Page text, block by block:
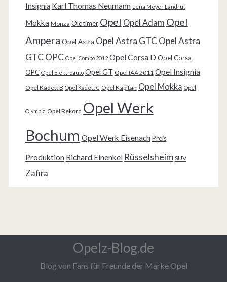
Insignia Karl Thomas Neumann Lena Meyer Landrut
Mokka Monza Oldtimer Opel Opel Adam Opel
Ampera Opel Astra Opel Astra GTC Opel Astra
GTC OPC Opel Combo 2012 Opel Corsa D Opel Corsa
OPC Opel Elektroauto Opel GT Opel IAA 2011 Opel Insignia
Opel Kadett B Opel Kadett C Opel Kapitän Opel Mokka Opel
Olympia Opel Rekord Opel Werk
Bochum Opel Werk Eisenach Preis
Produktion Richard Einenkel Rüsselsheim SUV
Zafira
Opelz-Blog.de
Blog von Fans für Freunde der Marke Opel